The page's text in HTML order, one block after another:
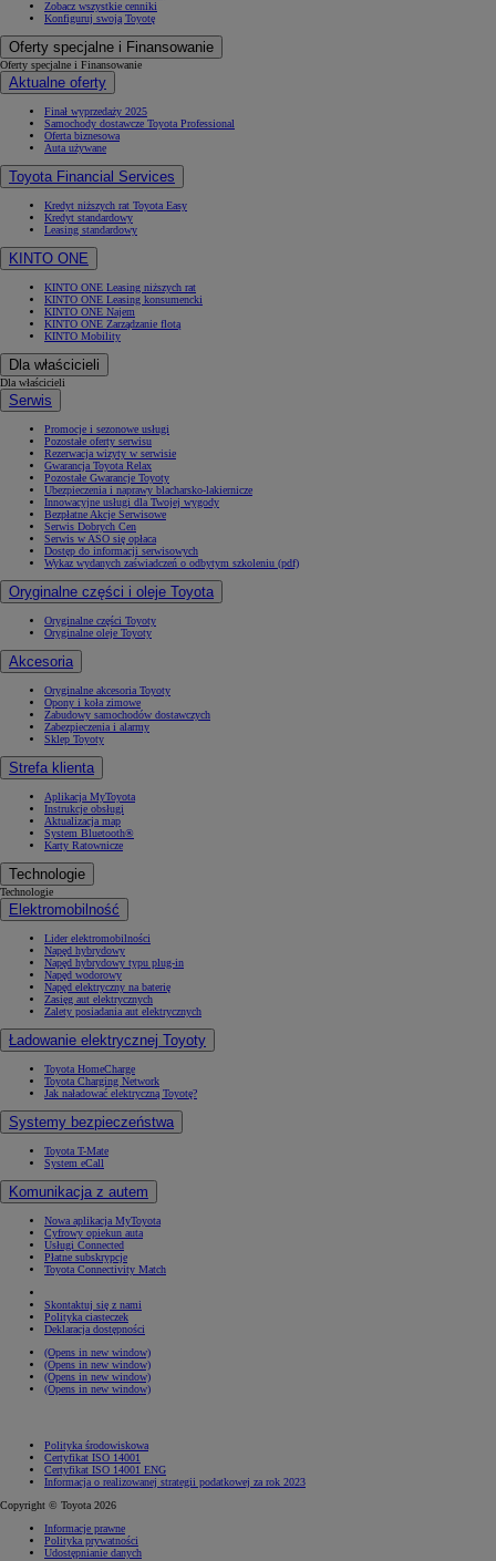
Zobacz wszystkie cenniki
Konfiguruj swoją Toyotę
Oferty specjalne i Finansowanie
Oferty specjalne i Finansowanie
Aktualne oferty
Finał wyprzedaży 2025
Samochody dostawcze Toyota Professional
Oferta biznesowa
Auta używane
Toyota Financial Services
Kredyt niższych rat Toyota Easy
Kredyt standardowy
Leasing standardowy
KINTO ONE
KINTO ONE Leasing niższych rat
KINTO ONE Leasing konsumencki
KINTO ONE Najem
KINTO ONE Zarządzanie flotą
KINTO Mobility
Dla właścicieli
Dla właścicieli
Serwis
Promocje i sezonowe usługi
Pozostałe oferty serwisu
Rezerwacja wizyty w serwisie
Gwarancja Toyota Relax
Pozostałe Gwarancje Toyoty
Ubezpieczenia i naprawy blacharsko-lakiernicze
Innowacyjne usługi dla Twojej wygody
Bezpłatne Akcje Serwisowe
Serwis Dobrych Cen
Serwis w ASO się opłaca
Dostęp do informacji serwisowych
Wykaz wydanych zaświadczeń o odbytym szkoleniu (pdf)
Oryginalne części i oleje Toyota
Oryginalne części Toyoty
Oryginalne oleje Toyoty
Akcesoria
Oryginalne akcesoria Toyoty
Opony i koła zimowe
Zabudowy samochodów dostawczych
Zabezpieczenia i alarmy
Sklep Toyoty
Strefa klienta
Aplikacja MyToyota
Instrukcje obsługi
Aktualizacja map
System Bluetooth®
Karty Ratownicze
Technologie
Technologie
Elektromobilność
Lider elektromobilności
Napęd hybrydowy
Napęd hybrydowy typu plug-in
Napęd wodorowy
Napęd elektryczny na baterię
Zasięg aut elektrycznych
Zalety posiadania aut elektrycznych
Ładowanie elektrycznej Toyoty
Toyota HomeCharge
Toyota Charging Network
Jak naładować elektryczną Toyotę?
Systemy bezpieczeństwa
Toyota T-Mate
System eCall
Komunikacja z autem
Nowa aplikacja MyToyota
Cyfrowy opiekun auta
Usługi Connected
Płatne subskrypcje
Toyota Connectivity Match
Skontaktuj się z nami
Polityka ciasteczek
Deklaracja dostępności
(Opens in new window)
(Opens in new window)
(Opens in new window)
(Opens in new window)
Polityka środowiskowa
Certyfikat ISO 14001
Certyfikat ISO 14001 ENG
Informacja o realizowanej strategii podatkowej za rok 2023
Copyright © Toyota 2026
Informacje prawne
Polityka prywatności
Udostępnianie danych